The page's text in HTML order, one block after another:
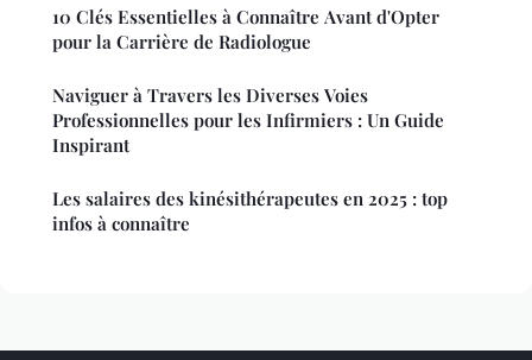
10 Clés Essentielles à Connaître Avant d'Opter
pour la Carrière de Radiologue
Naviguer à Travers les Diverses Voies
Professionnelles pour les Infirmiers : Un Guide
Inspirant
Les salaires des kinésithérapeutes en 2025 : top
infos à connaître